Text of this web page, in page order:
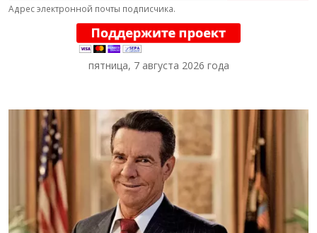
Адрес электронной почты подписчика.
пятница, 7 августа 2026 года